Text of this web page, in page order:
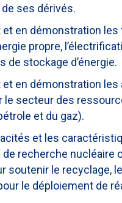
de ses dérivés.
et en démonstration
propre,
de stockage d’énergie.
et en démonstration
le secteur des
et du gaz).
et les
recherche nucléaire
soutenir le recyclage,
le déploiement de